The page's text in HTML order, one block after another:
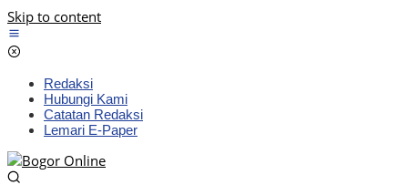
Skip to content
Redaksi
Hubungi Kami
Catatan Redaksi
Lemari E-Paper